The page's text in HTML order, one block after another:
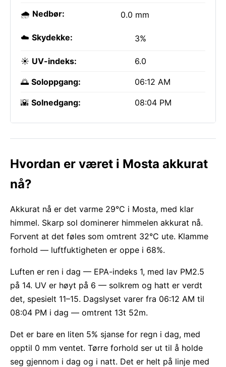
🌧️ Nedbør: 0.0 mm
☁️ Skydekke: 3%
☀️ UV-indeks: 6.0
🌅 Soloppgang: 06:12 AM
🌇 Solnedgang: 08:04 PM
Hvordan er været i Mosta akkurat
nå?
Akkurat nå er det varme 29°C i Mosta, med klar
himmel. Skarp sol dominerer himmelen akkurat nå.
Forvent at det føles som omtrent 32°C ute. Klamme
forhold — luftfuktigheten er oppe i 68%.
Luften er ren i dag — EPA-indeks 1, med lav PM2.5
på 14. UV er høyt på 6 — solkrem og hatt er verdt
det, spesielt 11–15. Dagslyset varer fra 06:12 AM til
08:04 PM i dag — omtrent 13t 52m.
Det er bare en liten 5% sjanse for regn i dag, med
opptil 0 mm ventet. Tørre forhold ser ut til å holde
seg gjennom i dag og i natt. Det er helt på linje med